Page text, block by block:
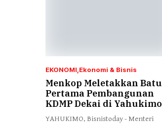
EKONOMI Ekonomi & Bisnis
Menkop Meletakkan Batu
Pertama Pembangunan
KDMP Dekai di Yahukimo
YAHUKIMO, Bisnistoday - Menteri